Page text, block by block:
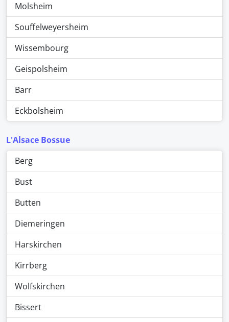
Molsheim
Souffelweyersheim
Wissembourg
Geispolsheim
Barr
Eckbolsheim
L'Alsace Bossue
Berg
Bust
Butten
Diemeringen
Harskirchen
Kirrberg
Wolfskirchen
Bissert